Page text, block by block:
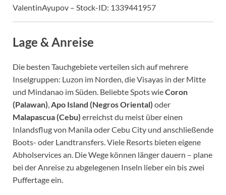
ValentinAyupov – Stock-ID: 1339441957
Lage & Anreise
Die besten Tauchgebiete verteilen sich auf mehrere
Inselgruppen: Luzon im Norden, die Visayas in der Mitte
und Mindanao im Süden. Beliebte Spots wieCoron
(Palawan),Apo Island (Negros Oriental) oder
Malapascua (Cebu) erreichst du meist über einen
Inlandsflug von Manila oder Cebu City und anschließende
Boots- oder Landtransfers. Viele Resorts bieten eigene
Abholservices an. Die Wege können länger dauern – plane
bei der Anreise zu abgelegenen Inseln lieber ein bis zwei
Puffertage ein.